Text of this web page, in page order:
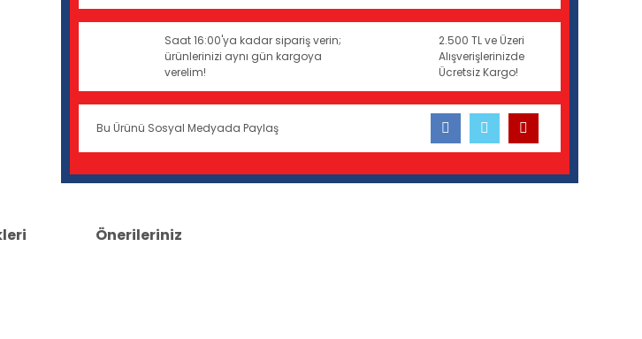
Saat 16:00'ya kadar sipariş verin;
ürünlerinizi aynı gün kargoya
verelim!
2.500 TL ve Üzeri
Alışverişlerinizde
Ücretsiz Kargo!
Bu Ürünü Sosyal Medyada Paylaş
Önerileriniz